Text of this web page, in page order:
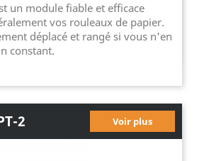
un module fiable et efficace
vos rouleaux de papier.
déplacé et rangé si vous n'en
constant.
2 Voir plus